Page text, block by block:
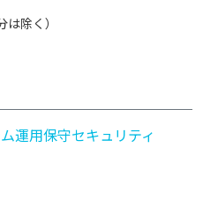
除く）
運用保守セキュリティ